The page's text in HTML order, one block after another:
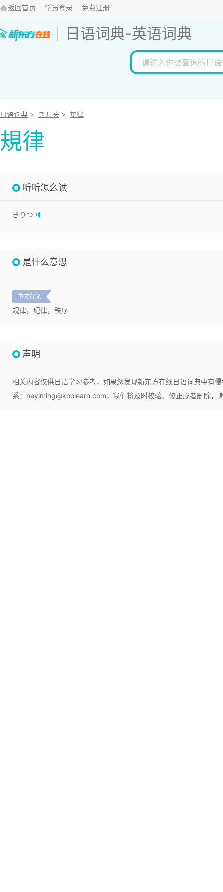
返回首页 学员登录 免费注册
日语词典-英语词典
日语词典 > き开头 > 規律
規律
听听怎么读
きりつ
是什么意思
中文释义
规律，纪律，秩序
声明
相关内容仅供日语学习参考，如果您发现新东方在线日语词典中有
系：heyiming@koolearn.com，我们将及时校验、修正或者删除，